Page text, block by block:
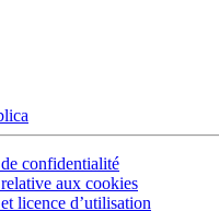
confidentialité
aux cookies
licence d’utilisation